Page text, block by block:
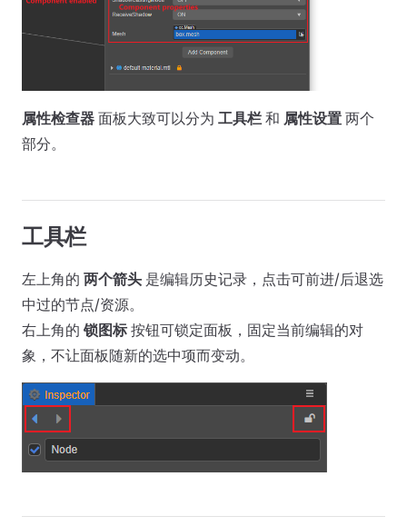
属性检查器 面板大致可以分为 工具栏 和 属性设置 两个
部分。
工具栏
左上角的 两个箭头 是编辑历史记录，点击可前进/后退选
中过的节点/资源。
右上角的 锁图标 按钮可锁定面板，固定当前编辑的对
象，不让面板随新的选中项而变动。